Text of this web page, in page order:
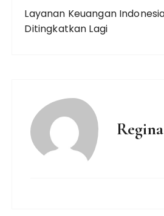
Layanan Keuangan
Ditingkatkan Lagi